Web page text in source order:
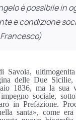
è possibile in
e condizione
Savoia,
delle Due
1836, ma la sua
sociale,
in Prefazione.
santa», come era